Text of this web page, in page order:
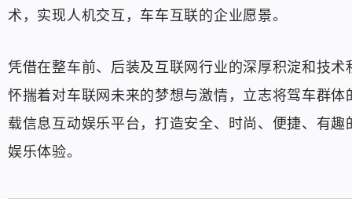
术，实现人机交互，车车互联的企业愿景。
凭借在整车前、后装及互联网行业的深厚积淀和技
怀揣着对车联网未来的梦想与激情，立志将驾车群
载信息互动娱乐平台，打造安全、时尚、便捷、有
娱乐体验。